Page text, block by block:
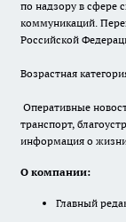
по надзору в сфере
коммуникаций.
Российской
Возрастная
Оперативные
транспорт,
информация о жизни
О компании:
Главный